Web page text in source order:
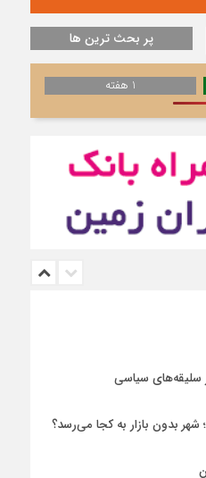
پر بحث ترین ها
1 هفته
سلیقه‌های سیاسی
بدون بازار به کجا می‌رسد؟